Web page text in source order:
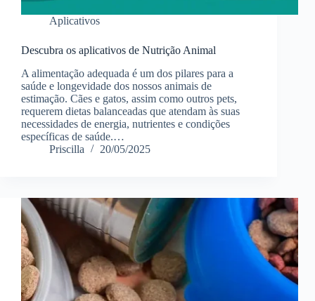
Aplicativos
Descubra os aplicativos de Nutrição Animal
A alimentação adequada é um dos pilares para a
saúde e longevidade dos nossos animais de
estimação. Cães e gatos, assim como outros pets,
requerem dietas balanceadas que atendam às suas
necessidades de energia, nutrientes e condições
específicas de saúde.…
Priscilla
20/05/2025